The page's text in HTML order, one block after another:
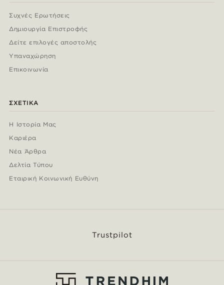
Συχνές Ερωτήσεις
Δημιουργία Επιστροφής
Δείτε επιλογές αποστολής
Υπαναχώρηση
Επικοινωνία
ΣΧΕΤΙΚΆ
Η Ιστορία Μας
Καριέρα
Νέα Άρθρα
Δελτία Τύπου
Εταιρική Κοινωνική Ευθύνη
Trustpilot